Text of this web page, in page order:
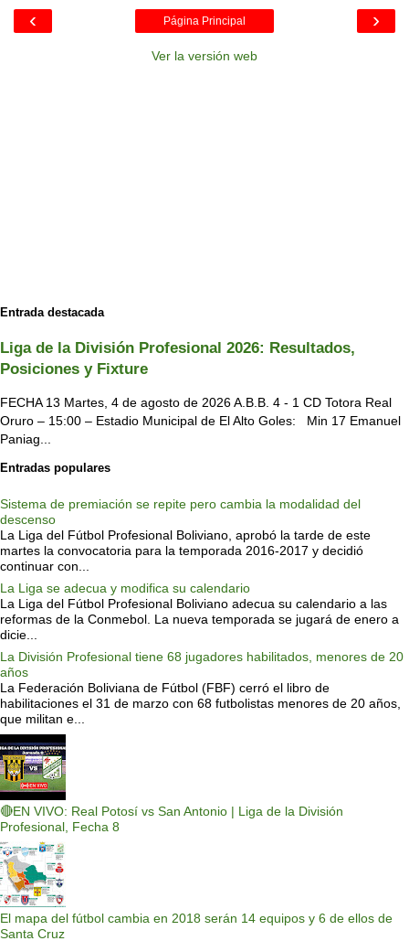
‹ ›
Página Principal
Ver la versión web
Entrada destacada
Liga de la División Profesional 2026: Resultados,
Posiciones y Fixture
FECHA 13 Martes, 4 de agosto de 2026 A.B.B. 4 - 1 CD Totora Real
Oruro – 15:00 – Estadio Municipal de El Alto Goles: Min 17 Emanuel
Paniag...
Entradas populares
Sistema de premiación se repite pero cambia la modalidad del
descenso
La Liga del Fútbol Profesional Boliviano, aprobó la tarde de este
martes la convocatoria para la temporada 2016-2017 y decidió
continuar con...
La Liga se adecua y modifica su calendario
La Liga del Fútbol Profesional Boliviano adecua su calendario a las
reformas de la Conmebol. La nueva temporada se jugará de enero a
dicie...
La División Profesional tiene 68 jugadores habilitados, menores de 20
años
La Federación Boliviana de Fútbol (FBF) cerró el libro de
habilitaciones el 31 de marzo con 68 futbolistas menores de 20 años,
que militan e...
🔴EN VIVO: Real Potosí vs San Antonio | Liga de la División
Profesional, Fecha 8
El mapa del fútbol cambia en 2018 serán 14 equipos y 6 de ellos de
Santa Cruz